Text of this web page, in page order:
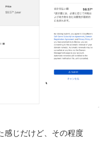
感じだけど、その程度